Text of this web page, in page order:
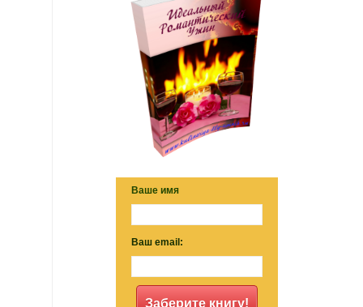
Ваше имя
Ваш email:
Заберите книгу!